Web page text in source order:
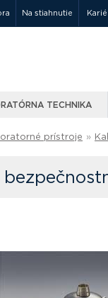
Na stiahnutie
TECHNIKA
prístroje »